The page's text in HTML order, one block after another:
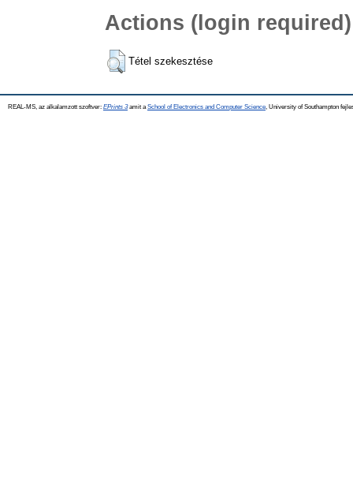
Actions (login required)
Tétel szekesztése
REAL-MS, az alkalamzott szoftver: EPrints 3amit a School of Electronics and Computer Science , University of Southampton